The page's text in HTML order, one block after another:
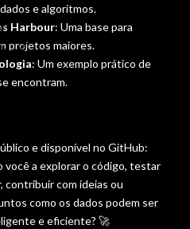
e algoritmos.
Harbour: Uma base para
projetos maiores.
: Um exemplo prático de
encontram.
e disponível no GitHub:
você a explorar o código, testar
contribuir com ideias ou
como os dados podem ser
e eficiente? 🚀